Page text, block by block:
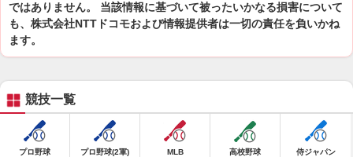
ではありません。 当該情報に基づいて被ったいかなる損害について
も、株式会社NTTドコモおよび情報提供者は一切の責任を負いかね
ます。
競技一覧
プロ野球 プロ野球(2軍) MLB 高校野球 侍ジャパン